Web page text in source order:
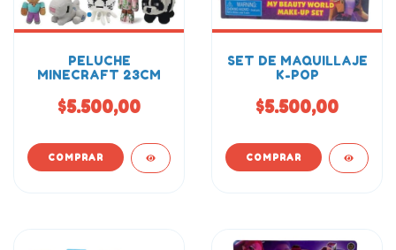
PELUCHE
MINECRAFT 23CM
$5.500,00
SET DE MAQUILLAJE
K-POP
$5.500,00